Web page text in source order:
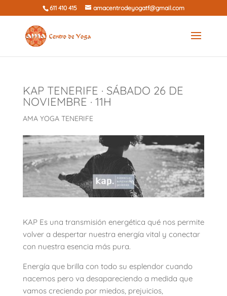
611 410 415 amacentrodeyogatf@gmail.com
KAP TENERIFE · SÁBADO 26 DE
NOVIEMBRE · 11H
AMA YOGA TENERIFE
KAP Es una transmisión energética qué nos permite
volver a despertar nuestra energía vital y conectar
con nuestra esencia más pura.
Energía que brilla con todo su esplendor cuando
nacemos pero va desapareciendo a medida que
vamos creciendo por miedos, prejuicios,